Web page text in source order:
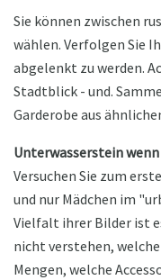
Sie können zwischen
wählen. Verfolgen Sie
abgelenkt zu werden.
Stadtblick - und.
Garderobe aus
Unterwasserstein
Versuchen Sie zum
und nur Mädchen im
Vielfalt ihrer Bilder ist
nicht verstehen,
Mengen, welche